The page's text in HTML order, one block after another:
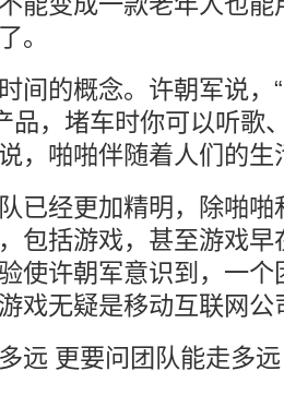
。
间的概念。许朝军说，
产品，堵车时你可以听
，啪啪伴随着人们的生
已经更加精明，除啪
包括游戏，甚至游戏
使许朝军意识到，一
戏无疑是移动互联网
远 更要问团队能走多远